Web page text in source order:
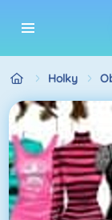
Holky